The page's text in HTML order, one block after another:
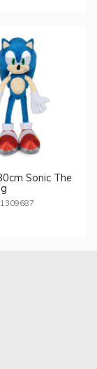
Sonic The